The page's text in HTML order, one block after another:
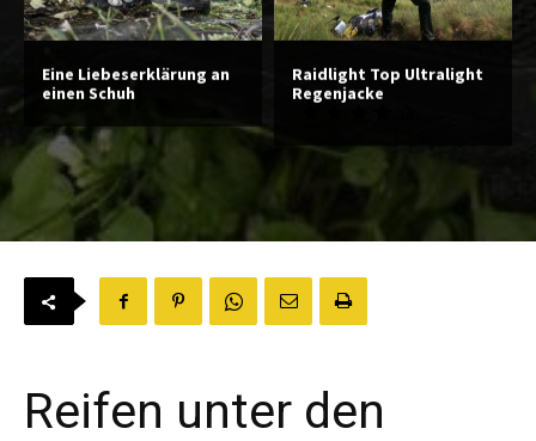
Eine Liebeserklärung an
einen Schuh
Raidlight Top Ultralight
Regenjacke
Reifen unter den